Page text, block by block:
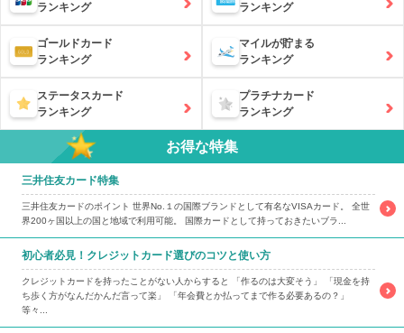
ランキング
ランキング
ゴールドカード
ランキング
マイルが貯まる
ランキング
ステータスカード
ランキング
プラチナカード
ランキング
お得な特集
三井住友カード特集
三井住友カードのポイント 世界No.１の国際ブランドとして有名なVISAカード。 全世
界200ヶ国以上の国と地域で利用可能。 国際カードとして持っておきたいブラ...
初心者必見！クレジットカード選びのコツと使い方
クレジットカードを持ったことがない人からすると 「作るのは大変そう」 「現金を持
ち歩く方がなんだかんだ言って楽」 「年会費とか払ってまで作る必要あるの？」
等々...